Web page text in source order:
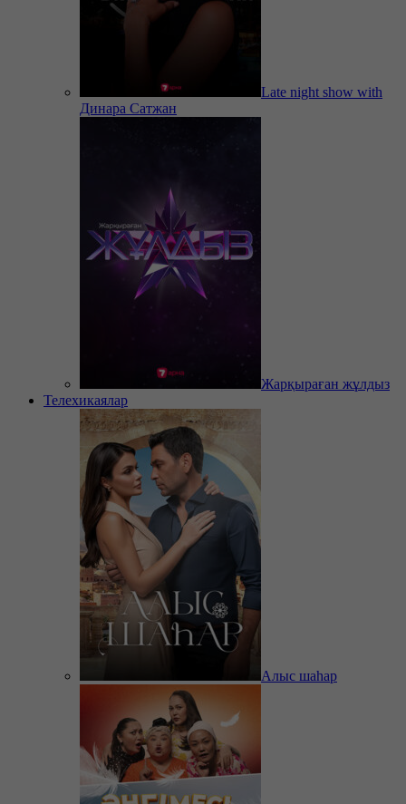
Late night show with
Динара Сатжан
Жарқыраған жұлдыз
Телехикаялар
Алыс шаһар